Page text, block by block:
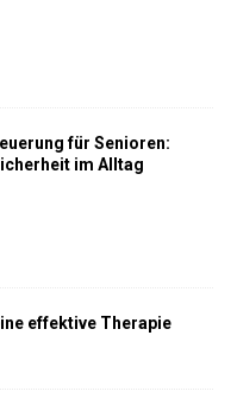
für Senioren:
im Alltag
effektive Therapie